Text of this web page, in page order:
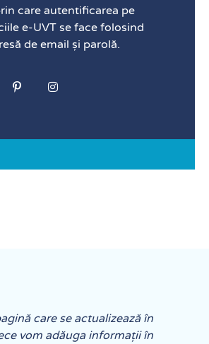
care autentificarea pe
e-UVT se face folosind
de email și parolă.
care se actualizează în
vom adăuga informații în